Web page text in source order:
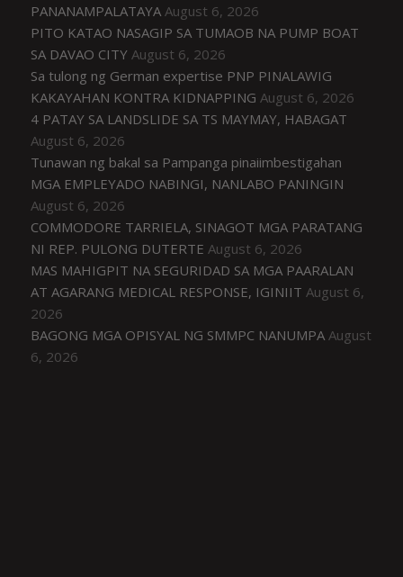
PANANAMPALATAYA August 6, 2026
PITO KATAO NASAGIP SA TUMAOB NA PUMP BOAT
SA DAVAO CITY August 6, 2026
Sa tulong ng German expertise PNP PINALAWIG
KAKAYAHAN KONTRA KIDNAPPING August 6, 2026
4 PATAY SA LANDSLIDE SA TS MAYMAY, HABAGAT
August 6, 2026
Tunawan ng bakal sa Pampanga pinaiimbestigahan
MGA EMPLEYADO NABINGI, NANLABO PANINGIN
August 6, 2026
COMMODORE TARRIELA, SINAGOT MGA PARATANG
NI REP. PULONG DUTERTE August 6, 2026
MAS MAHIGPIT NA SEGURIDAD SA MGA PAARALAN
AT AGARANG MEDICAL RESPONSE, IGINIIT August 6,
2026
BAGONG MGA OPISYAL NG SMMPC NANUMPA August
6, 2026